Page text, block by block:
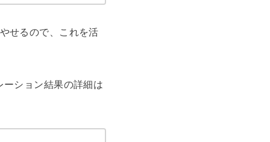
せるので、これを活
ション結果の詳細は